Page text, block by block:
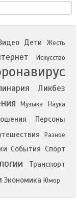
Дети
Жесть
Искусство
Ликбез
Музыка Наука
Персоны
Разное
События Спорт
Транспорт
Экономика Юмор